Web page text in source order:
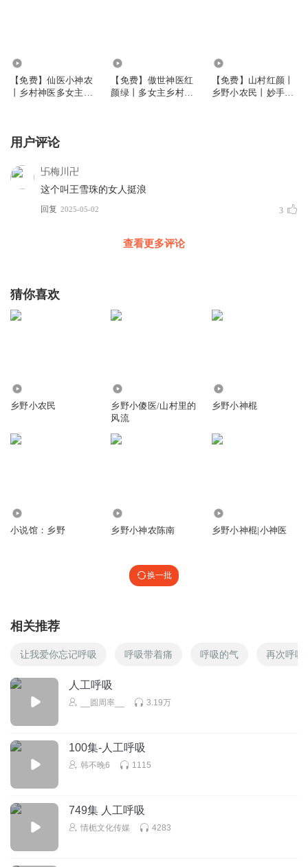
【免费】仙医小神农
丨乡村神医多女主爽
【免费】傲世神医红
颜绿丨多女主乡村爽
【免费】山村红颜丨
乡野小农民丨妙手神
用户评论
卐梅川卍
这个叫王雪珠的女人挺浪
回复 2025-05-02 3
查看更多评论
猜你喜欢
乡野小农民
乡野小傻医/山村里的
风流
乡野小神棍
小说馆：乡野 乡野小神农陈南 乡野小神棍|小神医
换一批
相关推荐
让我爱你忘记呼吸 呼吸带着痛 呼吸的气 再次呼吸
人工呼吸
__圆周率__ 3.19万
100集-人工呼吸
韩不晚6 1115
749集 人工呼吸
情栀文化传媒 4283